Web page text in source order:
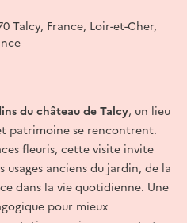
Talcy, France, Loir-et-Cher,
du château de Talcy, un lieu
patrimoine se rencontrent.
fleuris, cette visite invite
anciens du jardin, de la
dans la vie quotidienne. Une
pour mieux